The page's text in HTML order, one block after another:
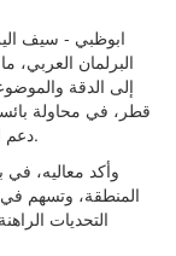
ابوظبي - سيف
البرلمان العربي،
إلى الدقة
قطر، في محاولة
دعم الأمن والاستقرار على المستويين الإقليمي والدولي.
وأكد معاليه،
المنطقة، وتسهم في
التحديات